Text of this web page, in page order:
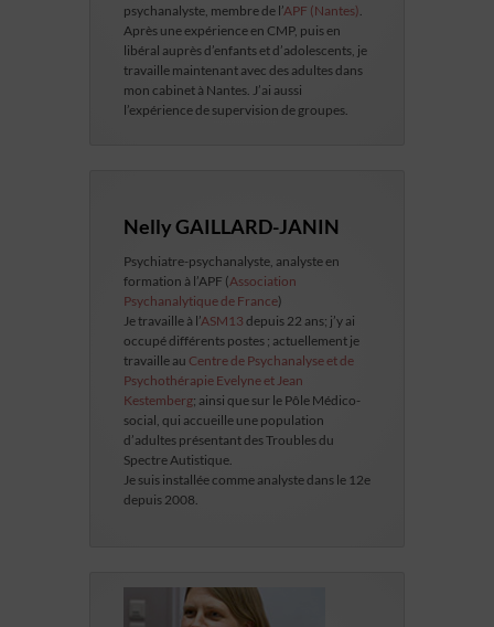
psychanalyste, membre de l’APF (Nantes)
Après une expérience en CMP, puis en
libéral auprès d’enfants et d’adolescents, je
travaille maintenant avec des adultes dans
mon cabinet à Nantes. J’ai aussi
l’expérience de supervision de groupes.
Nelly GAILLARD-JANIN
Psychiatre-psychanalyste, analyste en
formation à l’APF (Association
Psychanalytique de France)
Je travaille à l’ASM13 depuis 22 ans; j’y ai
occupé différents postes ; actuellement je
travaille au Centre de Psychanalyse et de
Psychothérapie Evelyne et Jean
Kestemberg; ainsi que sur le Pôle Médico-
social, qui accueille une population
d’adultes présentant des Troubles du
Spectre Autistique.
Je suis installée comme analyste dans le 12e
depuis 2008.